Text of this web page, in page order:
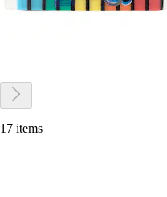
17 items